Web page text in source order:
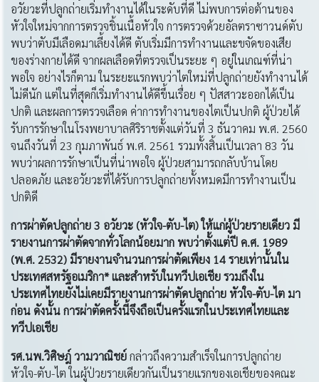
อวัยวะที่ปลูกถ่ายเริ่มทำงานได้ในระดับที่ดี ไม่พบการต่อต้านของ
หัวใจใหม่จากการตรวจชิ้นเนื้อหัวใจ การตรวจด้วยอัลตราซาวนด์ตับ
พบว่าตับมีเลือดมาเลี้ยงได้ดี ตับเริ่มมีการทำงานและขจัดของเสีย
ของร่างกายได้ดี จากผลเลือดที่ตรวจเป็นระยะ ๆ อยู่ในเกณฑ์ที่น่า
พอใจ อย่างไรก็ตาม ในระยะแรกพบว่าไตใหม่ที่ปลูกถ่ายยังทำงานได้
ไม่ดีนัก แต่ในที่สุดก็เริ่มทำงานได้ดีขึ้นเรื่อย ๆ ปัสสาวะออกได้เป็น
ปกติ และผลการตรวจเลือด ค่าการทำงานของไตเป็นปกติ ผู้ป่วยได้
รับการรักษาในโรงพยาบาลศิริราชตั้งแต่วันที่ 3 ธันวาคม พ.ศ. 2560
จนถึงวันที่ 23 กุมภาพันธ์ พ.ศ. 2561 รวมทั้งสิ้นเป็นเวลา 83 วัน
พบว่าผลการรักษาเป็นที่น่าพอใจ ผู้ป่วยสามารถกลับบ้านโดย
ปลอดภัย และอวัยวะที่ได้รับการปลูกถ่ายทั้งหมดมีการทำงานเป็น
ปกติดี
การผ่าตัดปลูกถ่าย3 อวัยวะ (หัวใจ-ตับ-ไต) ให้แก่ผู้ป่วยรายเดียว มี
รายงานการผ่าตัดจากทั่วโลกน้อยมาก พบว่าตั้งแต่ปี ค.ศ. 1989
(พ.ศ. 2532) มีรายงานจำนวนการผ่าตัดเพียง 14 รายเท่านั้นใน
ประเทศสหรัฐอเมริกา* และสำหรับในทวีปเอเชีย รวมถึงใน
ประเทศไทยยังไม่เคยมีรายงานการผ่าตัดปลูกถ่าย หัวใจ-ตับ-ไต มา
ก่อน ดังนั้น การผ่าตัดครั้งนี้จึงถือเป็นครั้งแรกในประเทศไทยและ
ทวีปเอเชีย
รศ.นพ.วิศิษฎ์ วามวาณิชย์กล่าวถึงความสำเร็จในการปลูกถ่าย
หัวใจ-ตับ-ไต ในผู้ป่วยรายเดียวกันเป็นรายแรกของเอเชียของคณะ